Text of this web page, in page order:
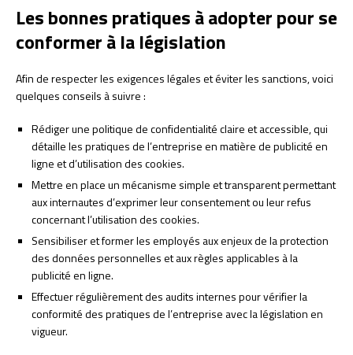
Les bonnes pratiques à adopter pour se
conformer à la législation
Afin de respecter les exigences légales et éviter les sanctions, voici
quelques conseils à suivre :
Rédiger une politique de confidentialité claire et accessible, qui
détaille les pratiques de l’entreprise en matière de publicité en
ligne et d’utilisation des cookies.
Mettre en place un mécanisme simple et transparent permettant
aux internautes d’exprimer leur consentement ou leur refus
concernant l’utilisation des cookies.
Sensibiliser et former les employés aux enjeux de la protection
des données personnelles et aux règles applicables à la
publicité en ligne.
Effectuer régulièrement des audits internes pour vérifier la
conformité des pratiques de l’entreprise avec la législation en
vigueur.